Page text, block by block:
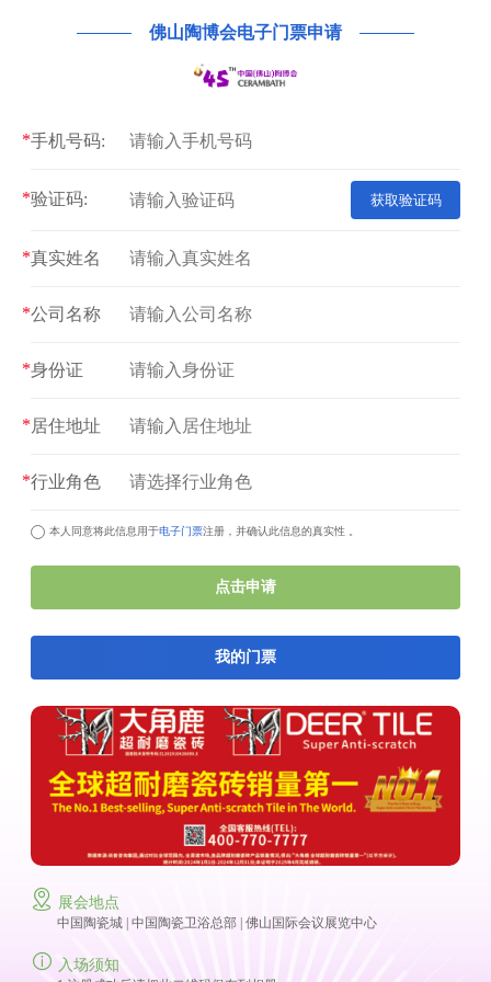
佛山陶博会电子门票申请
手机号码:
验证码:
真实姓名
公司名称
身份证
居住地址
行业角色
本人同意将此信息用于电子门票注册，并确认此信息的真实性 。
点击申请
我的门票
展会地点
中国陶瓷城 | 中国陶瓷卫浴总部 | 佛山国际会议展览中心
入场须知